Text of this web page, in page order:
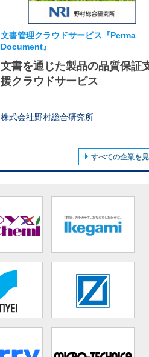
文書管理クラウドサービス『Perma
Document』
文書を通じた製品の品質保証
援クラウドサービス
株式会社野村総合研究所
すべての企業を